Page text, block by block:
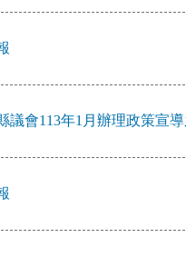
議會113年1月辦理政策宣